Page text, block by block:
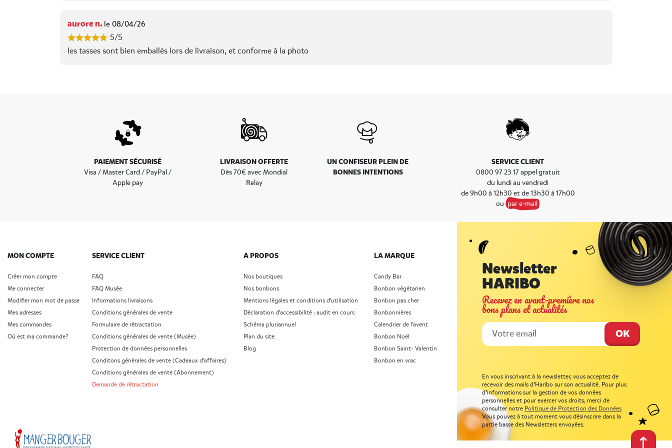
aurore n. le 08/04/26
5/5
les tasses sont bien emballés lors de livraison, et conforme à la photo
PAIEMENT SÉCURISÉ
Visa / Master Card / PayPal /
Apple pay
LIVRAISON OFFERTE
Dès 70€ avec Mondial
Relay
UN CONFISEUR PLEIN DE
BONNES INTENTIONS
SERVICE CLIENT
0800 97 23 17 appel gratuit
du lundi au vendredi
de 9h00 à 12h30 et de 13h30 à 17h00
ou par e-mail
MON COMPTE
Créer mon compte
Me connecter
Modifier mon mot de passe
Mes adresses
Mes commandes
Où est ma commande?
SERVICE CLIENT
FAQ
FAQ Musée
Informations livraisons
Conditions générales de vente
Formulaire de rétractation
Conditions générales de vente (Musée)
Protection de données personnelles
Conditons générales de vente (Cadeaux d'affaires)
Conditions générales de vente (Abonnement)
Demande de rétractation
A PROPOS
Nos boutiques
Nos bonbons
Mentions légales et conditions d'utilisation
Déclaration d'accessibilité : audit en cours
Schéma pluriannuel
Plan du site
Blog
LA MARQUE
Candy Bar
Bonbon végétarien
Bonbon pas cher
Bonbonnières
Calendrier de l'avent
Bonbon Noël
Bonbon Saint- Valentin
Bonbon en vrac
Newsletter
HARIBO
Recevez en avant-première nos
bons plans et actualités
En vous inscrivant à la newsletter, vous acceptez de
recevoir des mails d’Haribo sur son actualité. Pour plus
d’informations sur la gestion de vos données
personnelles et pour exercer vos droits, merci de
consulter notre Politique de Protection des Données
Vous pouvez à tout moment vous désinscrire dans la
partie basse des Newsletters envoyées.